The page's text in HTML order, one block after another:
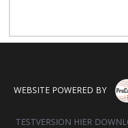
WEBSITE POWERED BY
TESTVERSION HIER